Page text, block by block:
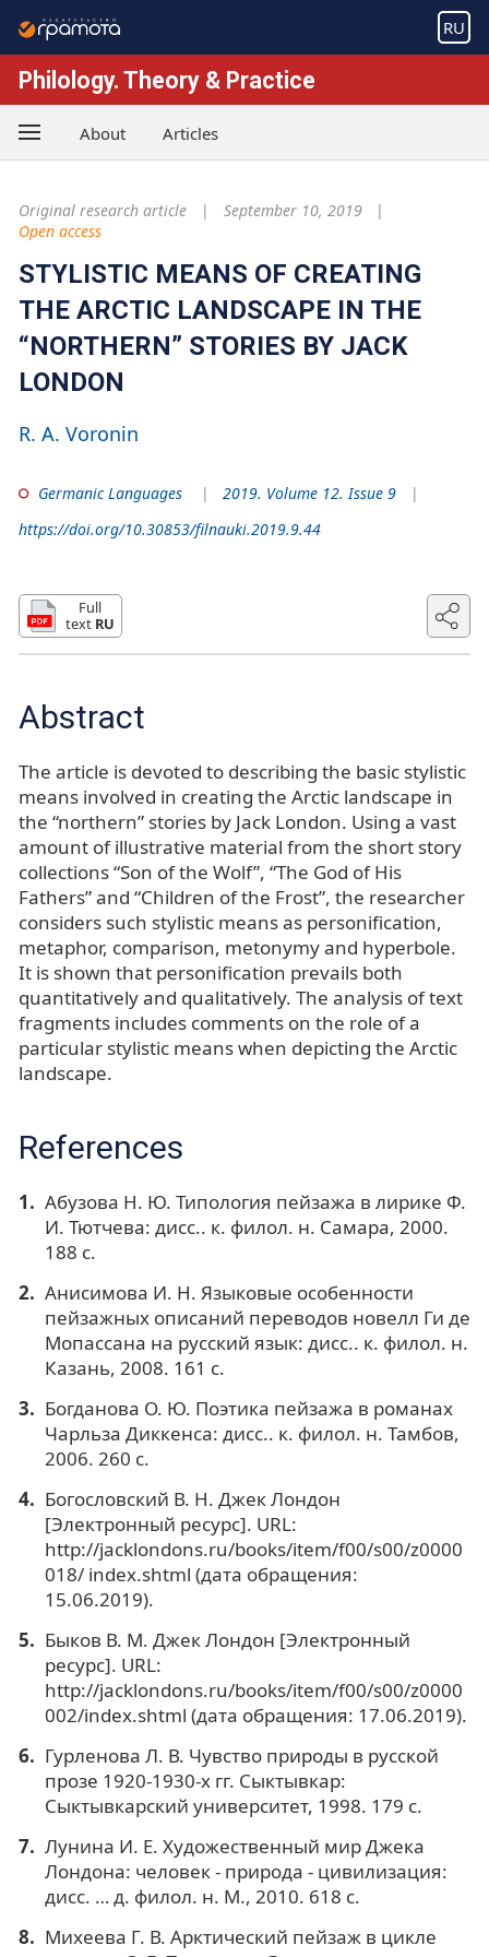
RU
Philology. Theory & Practice
About Articles
Original research article
September 10, 2019
Open access
STYLISTIC MEANS OF CREATING
THE ARCTIC LANDSCAPE IN THE
“NORTHERN” STORIES BY JACK
LONDON
R. A. Voronin
Germanic Languages
2019. Volume 12. Issue 9
https://doi.org/10.30853/filnauki.2019.9.44
Full
text RU
Abstract
The article is devoted to describing the basic stylistic
means involved in creating the Arctic landscape in
the “northern” stories by Jack London. Using a vast
amount of illustrative material from the short story
collections “Son of the Wolf”, “The God of His
Fathers” and “Children of the Frost”, the researcher
considers such stylistic means as personification,
metaphor, comparison, metonymy and hyperbole.
It is shown that personification prevails both
quantitatively and qualitatively. The analysis of text
fragments includes comments on the role of a
particular stylistic means when depicting the Arctic
landscape.
References
Абузова Н. Ю. Типология пейзажа в лирике Ф.
И. Тютчева: дисс.. к. филол. н. Самара, 2000.
188 с.
Анисимова И. Н. Языковые особенности
пейзажных описаний переводов новелл Ги де
Мопассана на русский язык: дисс.. к. филол. н.
Казань, 2008. 161 с.
Богданова О. Ю. Поэтика пейзажа в романах
Чарльза Диккенса: дисс.. к. филол. н. Тамбов,
2006. 260 с.
Богословский В. Н. Джек Лондон
[Электронный ресурс]. URL:
http://jacklondons.ru/books/item/f00/s00/z0000
018/ index.shtml (дата обращения:
15.06.2019).
Быков В. М. Джек Лондон [Электронный
ресурс]. URL:
http://jacklondons.ru/books/item/f00/s00/z0000
002/index.shtml (дата обращения: 17.06.2019).
Гурленова Л. В. Чувство природы в русской
прозе 1920-1930-х гг. Сыктывкар:
Сыктывкарский университет, 1998. 179 с.
Лунина И. Е. Художественный мир Джека
Лондона: человек - природа - цивилизация:
дисс. … д. филол. н. М., 2010. 618 с.
Михеева Г. В. Арктический пейзаж в цикле